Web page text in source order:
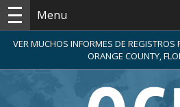
Menu
VER MUCHOS INFORMES DE
ORANGE COUNTY,